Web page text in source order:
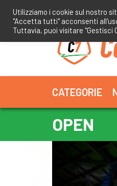
contenuto
CATEGORIE
OPEN
Utilizziamo i cookie sul nostro
"Accetta tutti" acconsenti
Tuttavia, puoi visitare "Gestisci